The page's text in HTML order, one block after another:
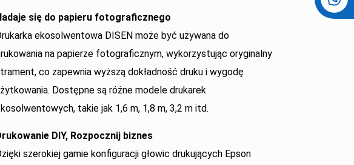
się do papieru fotograficznego
ekosolwentowa DISEN może być używana do
na papierze fotograficznym, wykorzystując oryginalny
co zapewnia wyższą dokładność druku i wygodę
Dostępne są różne modele drukarek
takie jak 1,6 m, 1,8 m, 3,2 m itd.
DIY, Rozpocznij biznes
szerokiej gamie konfiguracji głowic drukujących Epson